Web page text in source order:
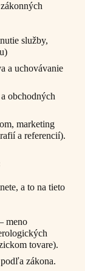
služby,
a uchovávanie
obchodných
marketing
a referencií).
a to na tieto
meno
tovare).
zákona.